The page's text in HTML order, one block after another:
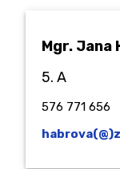
Mgr. Jana
5. A
576 771 656